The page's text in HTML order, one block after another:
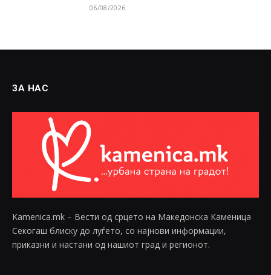
06/08/2026
ЗА НАС
Kamenica.mk – Вести од срцето на Македонска Каменица
Секогаш блиску до луѓето, со најнови информации,
приказни и настани од нашиот град и регионот.